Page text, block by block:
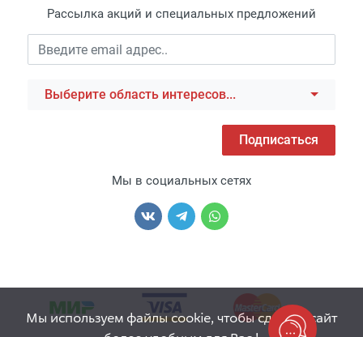
Рассылка акций и специальных предложений
Выберите область интересов...
Подписаться
Мы в социальных сетях
Мы используем файлы cookie, чтобы сделать сайт